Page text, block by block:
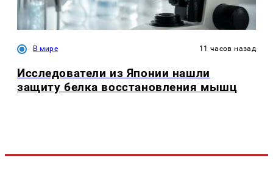
В мире 11 часов назад
Исследователи из Японии нашли
защиту белка восстановления мышц